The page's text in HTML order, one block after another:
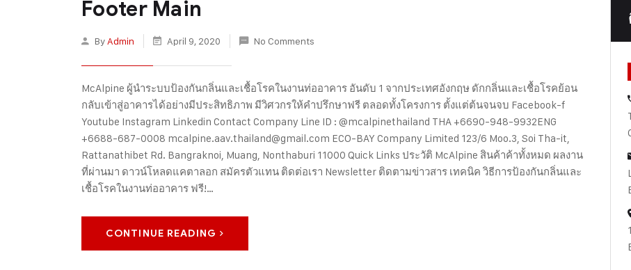
Footer Main
By Admin April 9, 2020 No Comments
McAlpine ผู้นำระบบป้องกันกลิ่นและเชื้อโรคในงานท่ออาคาร อันดับ 1 จากประเทศอังกฤษ ดักกลิ่นและเชื้อโรคย้อน
กลับเข้าสู่อาคารได้อย่างมีประสิทธิภาพ มีวิศวกรให้คำปรึกษาฟรี ตลอดทั้งโครงการ ตั้งแต่ต้นจนจบ Facebook-f
Youtube Instagram Linkedin Contact Company Line ID : @mcalpinethailand THA +6690-948-9932ENG
+6688-687-0008 mcalpine.aav.thailand@gmail.com ECO-BAY Company Limited 123/6 Moo.3, Soi Tha-it,
Rattanathibet Rd. Bangraknoi, Muang, Nonthaburi 11000 Quick Links ประวัติ McAlpine สินค้าค้าทั้งหมด ผลงาน
ที่ผ่านมา ดาวน์โหลดแคตาลอก สมัครตัวแทน ติดต่อเรา Newsletter ติดตามข่าวสาร เทคนิค วิธีการป้องกันกลิ่นและ
เชื้อโรคในงานท่ออาคาร ฟรี!…
CONTINUE READING